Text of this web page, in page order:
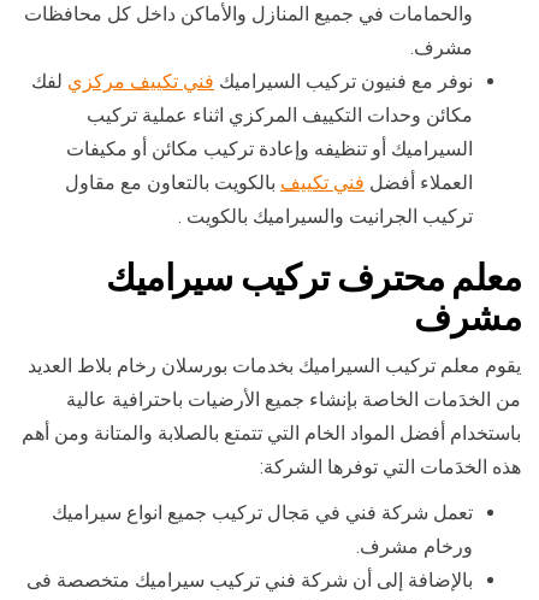
والحمامات في جميع المنازل والأماكن داخل كل محافظات
مشرف.
نوفر مع فنيون تركيب السيراميك فني تكييف مركزي لفك
مكائن وحدات التكييف المركزي اثناء عملية تركيب
السيراميك أو تنظيفه وإعادة تركيب مكائن أو مكيفات
العملاء أفضل فني تكييف بالكويت بالتعاون مع مقاول
تركيب الجرانيت والسيراميك بالكويت .
معلم محترف تركيب سيراميك
مشرف
يقوم معلم تركيب السيراميك بخدمات بورسلان رخام بلاط العديد
من الخدَمات الخاصة بإنشاء جميع الأرضيات باحترافية عالية
باستخدام أفضل المواد الخام التي تتمتع بالصلابة والمتانة ومن أهم
هذه الخدَمات التي توفرها الشركة:
تعمل شركة فني في مَجال تركيب جميع انواع سيراميك
ورخام مشرف.
بالإضافة إلى أن شركة فني تركيب سيراميك متخصصة فى